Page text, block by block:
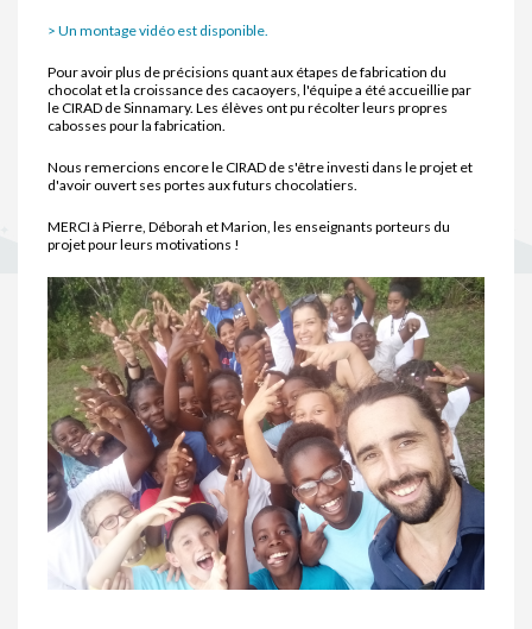
> Un montage vidéo est disponible.
Pour avoir plus de précisions quant aux étapes de fabrication du
chocolat et la croissance des cacaoyers, l'équipe a été accueillie par
le CIRAD de Sinnamary. Les élèves ont pu récolter leurs propres
cabosses pour la fabrication.
Nous remercions encore le CIRAD de s'être investi dans le projet et
d'avoir ouvert ses portes aux futurs chocolatiers.
MERCI à Pierre, Déborah et Marion, les enseignants porteurs du
projet pour leurs motivations !